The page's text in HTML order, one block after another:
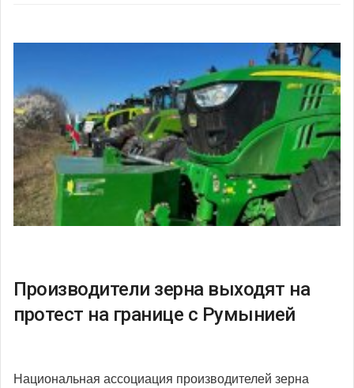
Производители зерна выходят на
протест на границе с Румынией
Национальная ассоциация производителей зерна